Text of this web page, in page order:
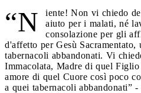
“N
iente! Non vi chiedo
aiuto per i malati, né
consolazione per gli
d'affetto per Gesù
tabernacoli abbandonati. Vi
Immacolata, Madre di quel
amore di quel Cuore così poco
a quei tabernacoli abbandonati”